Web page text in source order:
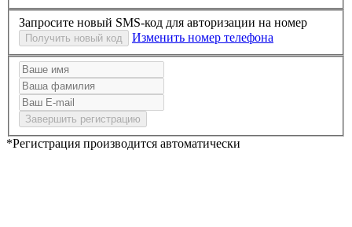
Запросите новый SMS-код для авторизации на номер
Изменить номер телефона
*Регистрация производится автоматически